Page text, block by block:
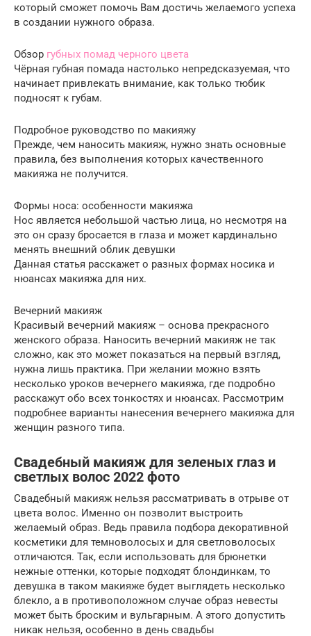
который сможет помочь Вам достичь желаемого успеха
в создании нужного образа.
Обзор губных помад черного цвета
Чёрная губная помада настолько непредсказуемая, что
начинает привлекать внимание, как только тюбик
подносят к губам.
Подробное руководство по макияжу
Прежде, чем наносить макияж, нужно знать основные
правила, без выполнения которых качественного
макияжа не получится.
Формы носа: особенности макияжа
Нос является небольшой частью лица, но несмотря на
это он сразу бросается в глаза и может кардинально
менять внешний облик девушки
Данная статья расскажет о разных формах носика и
нюансах макияжа для них.
Вечерний макияж
Красивый вечерний макияж – основа прекрасного
женского образа. Наносить вечерний макияж не так
сложно, как это может показаться на первый взгляд,
нужна лишь практика. При желании можно взять
несколько уроков вечернего макияжа, где подробно
расскажут обо всех тонкостях и нюансах. Рассмотрим
подробнее варианты нанесения вечернего макияжа для
женщин разного типа.
Свадебный макияж для зеленых глаз и
светлых волос 2022 фото
Свадебный макияж нельзя рассматривать в отрыве от
цвета волос. Именно он позволит выстроить
желаемый образ. Ведь правила подбора декоративной
косметики для темноволосых и для светловолосых
отличаются. Так, если использовать для брюнетки
нежные оттенки, которые подходят блондинкам, то
девушка в таком макияже будет выглядеть несколько
блекло, а в противоположном случае образ невесты
может быть броским и вульгарным. А этого допустить
никак нельзя, особенно в день свадьбы